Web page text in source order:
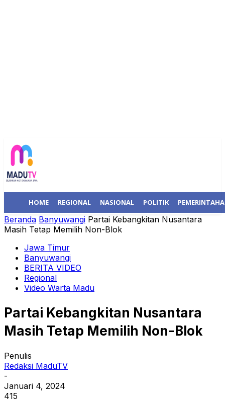
HOME REGIONAL NASIONAL POLITIK
Beranda Banyuwangi Partai Kebangkitan Nusantara
Masih Tetap Memilih Non-Blok
Jawa Timur
Banyuwangi
BERITA VIDEO
Regional
Video Warta Madu
Partai Kebangkitan Nusantara
Masih Tetap Memilih Non-Blok
Penulis
Redaksi MaduTV
-
Januari 4, 2024
415